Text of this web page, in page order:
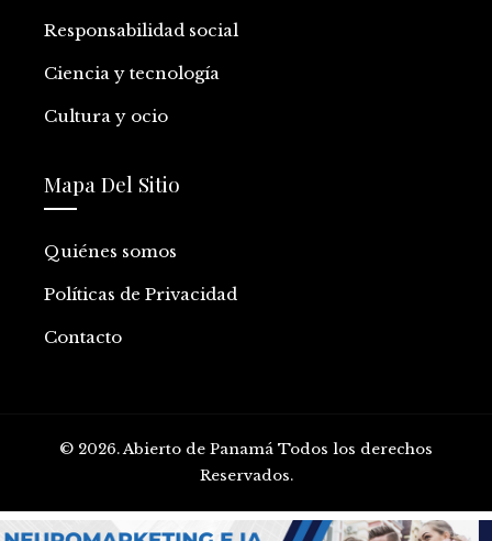
Responsabilidad social
Ciencia y tecnología
Cultura y ocio
Mapa Del Sitio
Quiénes somos
Políticas de Privacidad
Contacto
© 2026. Abierto de Panamá Todos los derechos
Reservados.